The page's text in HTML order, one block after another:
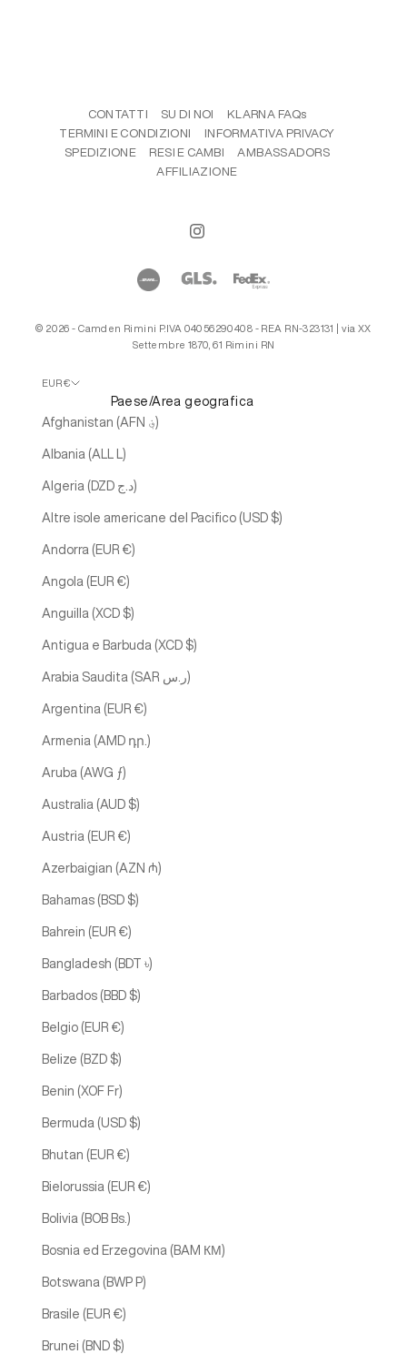
CONTATTI SU DI NOI
KLARNA FAQs
TERMINI E CONDIZIONI
INFORMATIVA PRIVACY
SPEDIZIONE
RESI E CAMBI
AMBASSADORS
AFFILIAZIONE
© 2026 - Camden Rimini P.IVA 04056290408 - REA RN-323131 | via XX
Settembre 1870, 61 Rimini RN
EUR €
Paese/Area geografica
Afghanistan (AFN ؋)
Albania (ALL L)
Algeria (DZD د.ج)
Altre isole americane del Pacifico (USD $)
Andorra (EUR €)
Angola (EUR €)
Anguilla (XCD $)
Antigua e Barbuda (XCD $)
Arabia Saudita (SAR ر.س)
Argentina (EUR €)
Armenia (AMD դր.)
Aruba (AWG ƒ)
Australia (AUD $)
Austria (EUR €)
Azerbaigian (AZN ₼)
Bahamas (BSD $)
Bahrein (EUR €)
Bangladesh (BDT ৳)
Barbados (BBD $)
Belgio (EUR €)
Belize (BZD $)
Benin (XOF Fr)
Bermuda (USD $)
Bhutan (EUR €)
Bielorussia (EUR €)
Bolivia (BOB Bs.)
Bosnia ed Erzegovina (BAM КМ)
Botswana (BWP P)
Brasile (EUR €)
Brunei (BND $)